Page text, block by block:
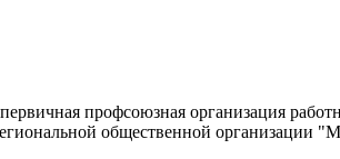
профсоюзная организация
общественной организации